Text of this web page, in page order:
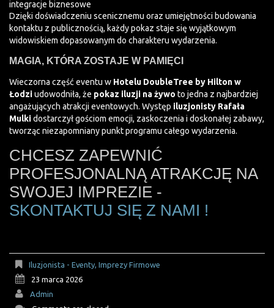
integracje biznesowe
Dzięki doświadczeniu scenicznemu oraz umiejętności budowania
kontaktu z publicznością, każdy pokaz staje się wyjątkowym
widowiskiem dopasowanym do charakteru wydarzenia.
MAGIA, KTÓRA ZOSTAJE W PAMIĘCI
Wieczorna część eventu w Hotelu DoubleTree by Hilton w
Łodziudowodniła, że pokaz iluzji na żywo to jedna z najbardziej
angażujących atrakcji eventowych. Występ iluzjonisty Rafała
Mulkidostarczył gościom emocji, zaskoczenia i doskonałej zabawy,
tworząc niezapomniany punkt programu całego wydarzenia.
CHCESZ ZAPEWNIĆ
PROFESJONALNĄ ATRAKCJĘ NA
SWOJEJ IMPREZIE -
SKONTAKTUJ SIĘ Z NAMI !
Iluzjonista - Eventy, Imprezy Firmowe
23 marca 2026
Admin